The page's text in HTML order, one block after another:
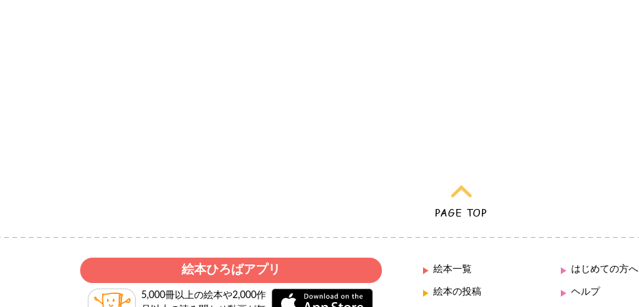
絵本ひろばアプリ
5,000冊以上の絵本や2,000作
絵本一覧
絵本の投稿
はじめての方へ
ヘルプ